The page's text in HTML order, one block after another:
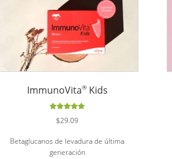
ImmunoVita®Kids
con
$29.09
Betaglucanos de levadura de última
generación